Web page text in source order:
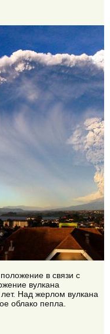
в связи с
вулкана
Над жерлом вулкана
облако пепла.